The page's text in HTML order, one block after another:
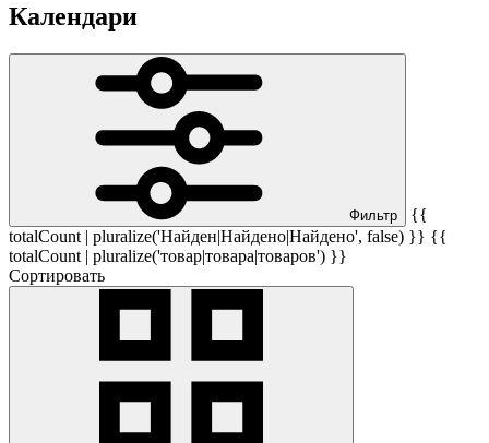
Календари
Фильтр
{{
totalCount | pluralize('Найден|Найдено|Найдено', false) }} {{
totalCount | pluralize('товар|товара|товаров') }}
Сортировать